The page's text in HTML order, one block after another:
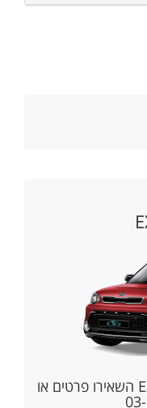
השאירו פרטים או